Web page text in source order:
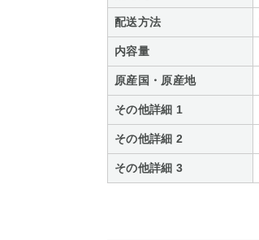
配送方法
内容量
原産国・原産地
その他詳細 1
その他詳細 2
その他詳細 3